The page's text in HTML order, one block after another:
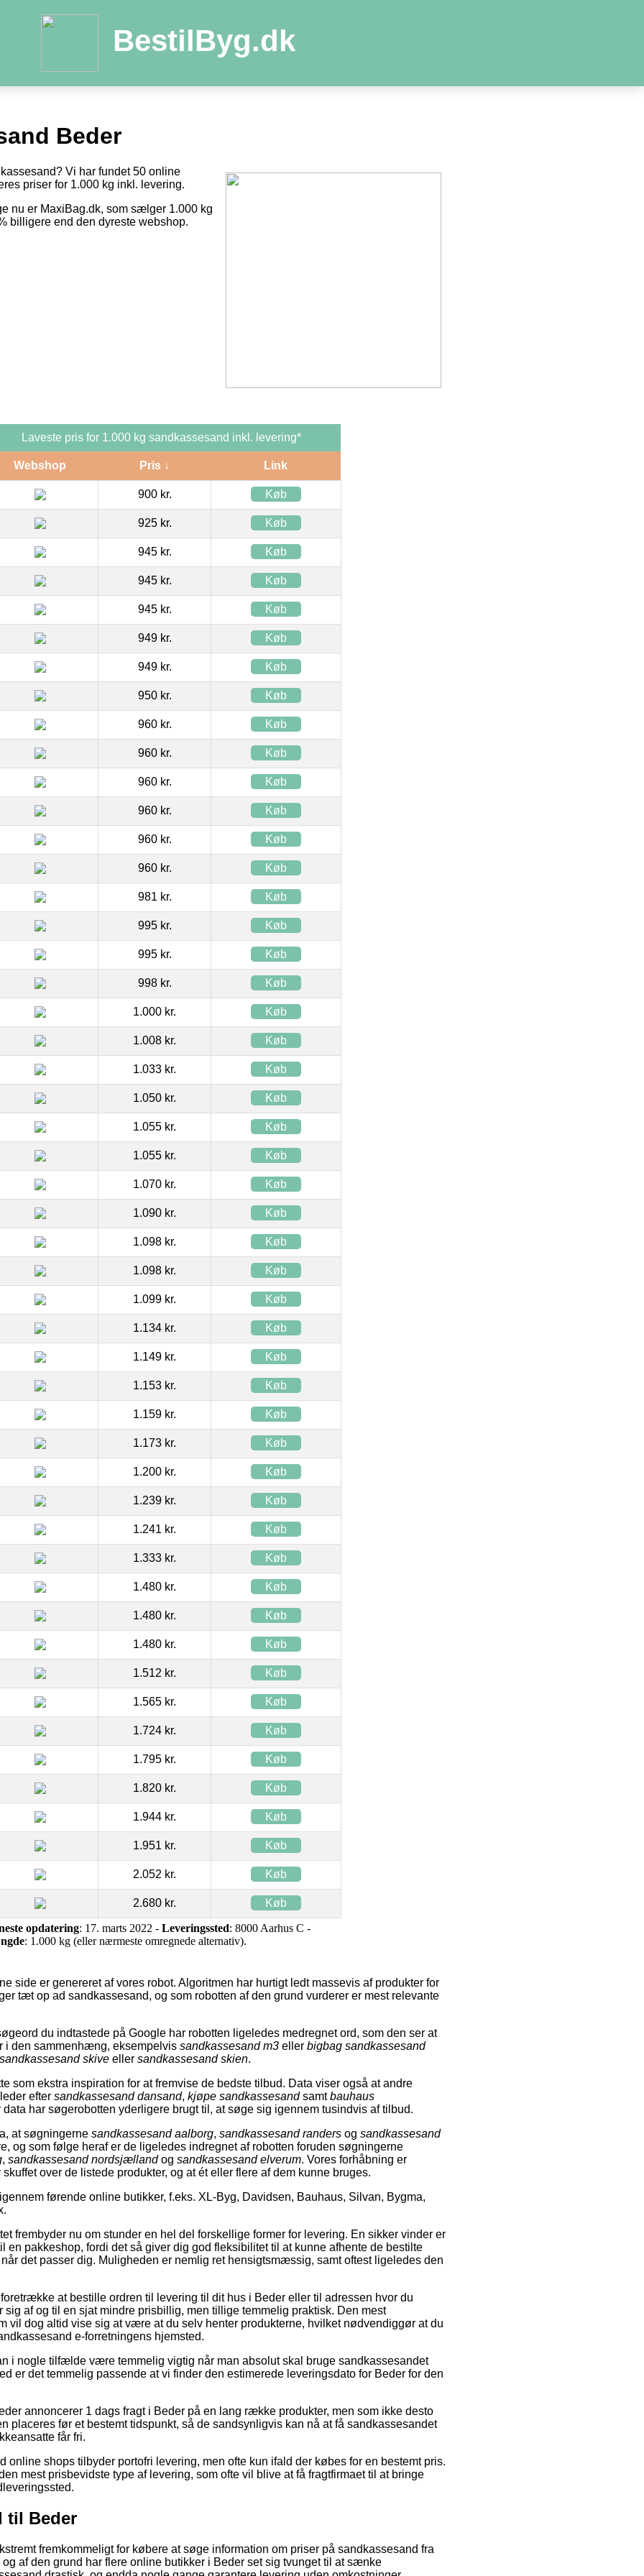
BestilByg.dk
Beder
Vi har fundet 50 online
priser for 1.000 kg inkl. levering.
nu er MaxiBag.dk, som sælger 1.000 kg
billigere end den dyreste webshop.
Laveste pris for 1.000 kg sandkassesand inkl. levering*
Webshop Pris ↓ Link
900 kr. Køb
925 kr. Køb
945 kr. Køb
945 kr. Køb
945 kr. Køb
949 kr. Køb
949 kr. Køb
950 kr. Køb
960 kr. Køb
960 kr. Køb
960 kr. Køb
960 kr. Køb
960 kr. Køb
960 kr. Køb
981 kr. Køb
995 kr. Køb
995 kr. Køb
998 kr. Køb
1.000 kr. Køb
1.008 kr. Køb
1.033 kr. Køb
1.050 kr. Køb
1.055 kr. Køb
1.055 kr. Køb
1.070 kr. Køb
1.090 kr. Køb
1.098 kr. Køb
1.098 kr. Køb
1.099 kr. Køb
1.134 kr. Køb
1.149 kr. Køb
1.153 kr. Køb
1.159 kr. Køb
1.173 kr. Køb
1.200 kr. Køb
1.239 kr. Køb
1.241 kr. Køb
1.333 kr. Køb
1.480 kr. Køb
1.480 kr. Køb
1.480 kr. Køb
1.512 kr. Køb
1.565 kr. Køb
1.724 kr. Køb
1.795 kr. Køb
1.820 kr. Køb
1.944 kr. Køb
1.951 kr. Køb
2.052 kr. Køb
2.680 kr. Køb
opdatering: 17. marts 2022 - Leveringssted: 8000 Aarhus C -
: 1.000 kg (eller nærmeste omregnede alternativ).
side er genereret af vores robot. Algoritmen har hurtigt ledt massevis af produkter for
tæt op ad sandkassesand, og som robotten af den grund vurderer er mest relevante
du indtastede på Google har robotten ligeledes medregnet ord, som den ser at
i den sammenhæng, eksempelvis sandkassesand m3 eller bigbag sandkassesand
sandkassesand skive eller sandkassesand skien.
som ekstra inspiration for at fremvise de bedste tilbud. Data viser også at andre
efter sandkassesand dansand, kjøpe sandkassesandsamtbauhaus
data har søgerobotten yderligere brugt til, at søge sig igennem tusindvis af tilbud.
at søgningerne sandkassesand aalborg, sandkassesand randers og sandkassesand
og som følge heraf er de ligeledes indregnet af robotten foruden søgningerne
, sandkassesand nordsjællandog sandkassesand elverum. Vores forhåbning er
over de listede produkter, og at ét eller flere af dem kunne bruges.
førende online butikker, f.eks. XL-Byg, Davidsen, Bauhaus, Silvan, Bygma,
frembyder nu om stunder en hel del forskellige former for levering. En sikker vinder er
en pakkeshop, fordi det så giver dig god fleksibilitet til at kunne afhente de bestilte
det passer dig. Muligheden er nemlig ret hensigtsmæssig, samt oftest ligeledes den
at bestille ordren til levering til dit hus i Beder eller til adressen hvor du
sig af og til en sjat mindre prisbillig, men tillige temmelig praktisk. Den mest
vil dog altid vise sig at være at du selv henter produkterne, hvilket nødvendiggør at du
e-forretningens hjemsted.
i nogle tilfælde være temmelig vigtig når man absolut skal bruge sandkassesandet
er det temmelig passende at vi finder den estimerede leveringsdato for Beder for den
annoncerer 1 dags fragt i Beder på en lang række produkter, men som ikke desto
placeres før et bestemt tidspunkt, så de sandsynligvis kan nå at få sandkassesandet
får fri.
online shops tilbyder portofri levering, men ofte kun ifald der købes for en bestemt pris.
mest prisbevidste type af levering, som ofte vil blive at få fragtfirmaet til at bringe
til Beder
fremkommeligt for købere at søge information om priser på sandkassesand fra
af den grund har flere online butikker i Beder set sig tvunget til at sænke